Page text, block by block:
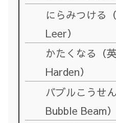
にらみつける
Leer）
かたくなる（
Harden）
バブルこうせ
Bubble Beam）